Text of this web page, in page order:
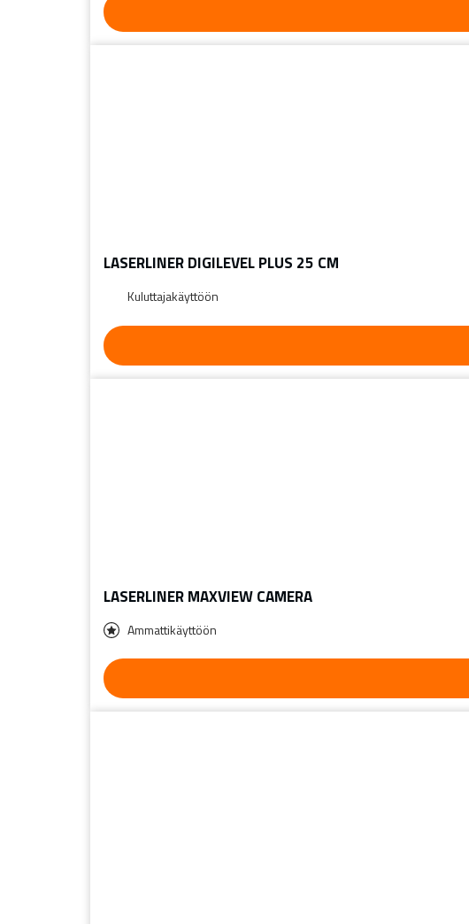
LASERLINER DIGILEVEL PLUS 25 CM
Kuluttajakäyttöön
LASERLINER MAXVIEW CAMERA
Ammattikäyttöön